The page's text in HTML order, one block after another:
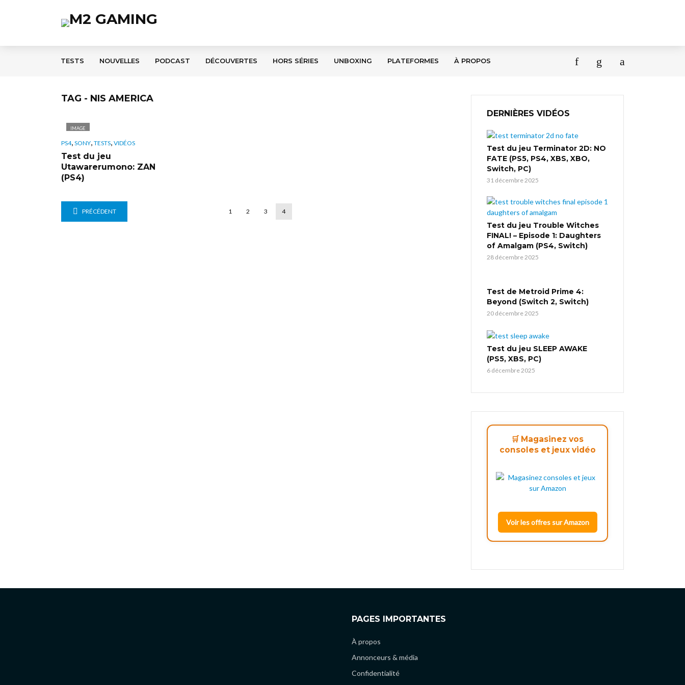
TESTS NOUVELLES PODCAST DÉCOUVERTES HORS SÉRIES UNBOXING PLATEFORMES À PROPOS
TAG - NIS AMERICA
IMAGE
PS4, SONY, TESTS, VIDÉOS
Test du jeu
Utawarerumono: ZAN
(PS4)
PRÉCÉDENT 1 2 3 4
DERNIÈRES VIDÉOS
Test du jeu Terminator 2D: NO
FATE (PS5, PS4, XBS, XBO,
Switch, PC)
31 décembre 2025
Test du jeu Trouble Witches
FINAL! – Episode 1: Daughters
of Amalgam (PS4, Switch)
28 décembre 2025
Test de Metroid Prime 4:
Beyond (Switch 2, Switch)
20 décembre 2025
Test du jeu SLEEP AWAKE
(PS5, XBS, PC)
6 décembre 2025
🛒 Magasinez vos
consoles et jeux vidéo
Voir les offres sur Amazon
PAGES IMPORTANTES
À propos
Annonceurs & média
Confidentialité